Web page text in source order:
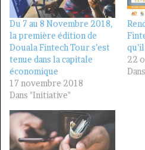
Du 7 au 8 Novembre 2018,
la première édition de
Douala Fintech Tour s’est
tenue dans la capitale
économique
17 novembre 2018
Dans "Initiative"
22